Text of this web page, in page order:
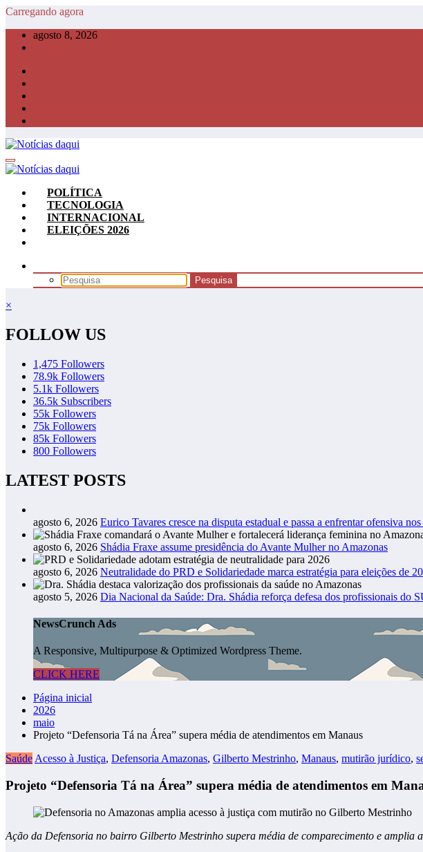
Pular
conteúdo
Carregando agora
agosto 8, 2026
POLÍTICA
TECNOLOGIA
INTERNACIONAL
ELEIÇÕES 2026
×
FOLLOW US
1,475 Followers
78.9k Followers
5.1k Followers
36.5k Subscribers
55k Followers
75k Followers
85k Followers
800 Followers
LATEST POSTS
agosto 6, 2026 Eurico Tavares cresce na disputa estadual e passa a enfrentar ofensiva
agosto 6, 2026 Shádia Fraxe assume presidência do Avante Mulher no Amazonas
agosto 6, 2026 Neutralidade do PRD e Solidariedade marca estratégia para eleições de
agosto 5, 2026 Dia Nacional da Saúde: Dra. Shádia reforça defesa dos profissionais do
NewsCrunch Ads
A Responsive, Multipurpose & Optimized Wordpress Theme.
CLICK HERE
Página inicial
2026
maio
Projeto “Defensoria Tá na Área” supera média de atendimentos em Manaus
Saúde Acesso à Justiça, Defensoria Amazonas, Gilberto Mestrinho, Manaus, mutirão jurídico,
Projeto “Defensoria Tá na Área” supera média de atendimentos em
Ação da Defensoria no bairro Gilberto Mestrinho supera média de comparecimento e amplia